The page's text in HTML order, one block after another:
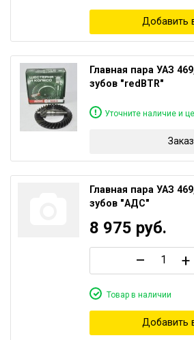
Добавить
Главная пара УАЗ
зубов "redBTR"
Уточните наличие и
Главная пара УАЗ
зубов "АДС"
Товар в наличии
8 975 руб.
–
+
Добавить